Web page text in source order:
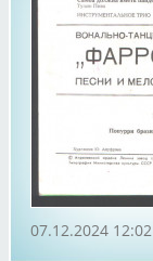
07.12.2024 12:02